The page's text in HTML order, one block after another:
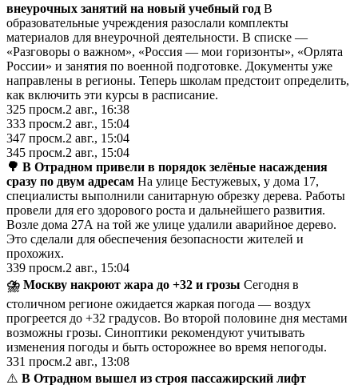
внеурочных занятий на новый учебный год В
образовательные учреждения разослали комплекты
материалов для внеурочной деятельности. В списке —
«Разговоры о важном», «Россия — мои горизонты», «Орлята
России» и занятия по военной подготовке. Документы уже
направлены в регионы. Теперь школам предстоит определить,
как включить эти курсы в расписание.
325 просм.2 авг., 16:38
333 просм.2 авг., 15:04
347 просм.2 авг., 15:04
345 просм.2 авг., 15:04
🌳 В Отрадном привели в порядок зелёные насаждения
сразу по двум адресам На улице Бестужевых, у дома 17,
специалисты выполнили санитарную обрезку дерева. Работы
провели для его здорового роста и дальнейшего развития.
Возле дома 27А на той же улице удалили аварийное дерево.
Это сделали для обеспечения безопасности жителей и
прохожих.
339 просм.2 авг., 15:04
⛈ Москву накроют жара до +32 и грозы Сегодня в
столичном регионе ожидается жаркая погода — воздух
прогреется до +32 градусов. Во второй половине дня местами
возможны грозы. Синоптики рекомендуют учитывать
изменения погоды и быть осторожнее во время непогоды.
331 просм.2 авг., 13:08
⚠️ В Отрадном вышел из строя пассажирский лифт